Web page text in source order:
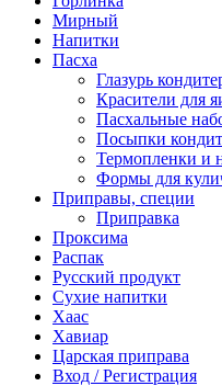
Мирный
Напитки
Пасха
Глазурь
Красители для
Пасхальные
Посыпки
Термопленки и
Формы для
Приправы, специи
Приправка
Проксима
Распак
Русский продукт
Сухие напитки
Хаас
Хавиар
Царская приправа
Вход / Регистрация